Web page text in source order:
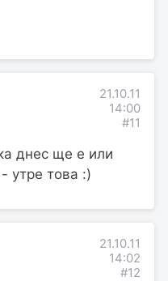
21.10.11
14:00
#11
днес ще е или
утре това :)
21.10.11
14:02
#12